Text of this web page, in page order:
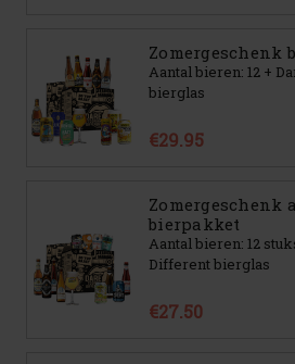
Zomergeschenk
Aantal bieren: 12 +
bierglas
€29.95
Zomergeschenk
bierpakket
Aantal bieren: 12
Different bierglas
€27.50